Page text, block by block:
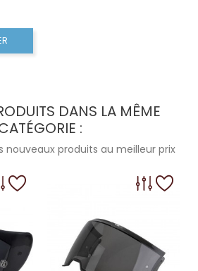
DANS LA MÊME
:
nouveaux produits au meilleur prix